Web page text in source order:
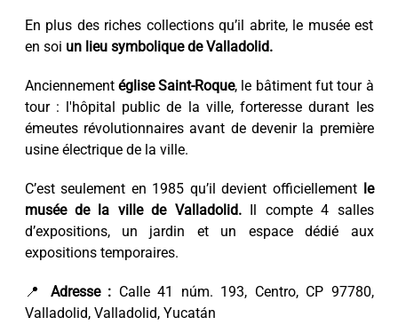
En plus des riches collections qu’il abrite, le musée est
en soi un lieu symbolique de Valladolid.
Anciennement église Saint-Roque, le bâtiment fut tour à
tour : l'hôpital public de la ville, forteresse durant les
émeutes révolutionnaires avant de devenir la première
usine électrique de la ville.
C’est seulement en 1985 qu’il devient officiellement le
musée de la ville de Valladolid.Il compte 4 salles
d’expositions, un jardin et un espace dédié aux
expositions temporaires.
📍 Adresse : Calle 41 núm. 193, Centro, CP 97780,
Valladolid, Valladolid, Yucatán